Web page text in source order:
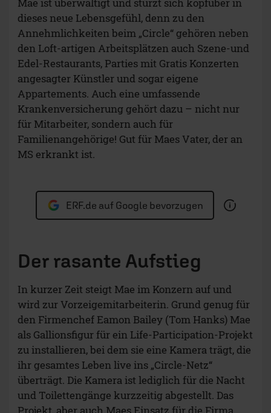
Mae ist überwältigt und stürzt sich kopfüber in
dieses neue Lebensgefühl, denn zu den
Annehmlichkeiten beim „Circle“ gehören neben
den Loft-artigen Arbeitsplätzen auch Szene-und
Edel-Restaurants, Parties mit Gratis Konzerten
angesagter Künstler und sogar eigene
Appartements. Auch eine umfassende
Krankenversicherung gehört dazu – nicht nur
für Mitarbeiter, sondern auch für
Familienangehörige! Gut für Maes Vater, der an
MS erkrankt ist.
ERF.de auf Google bevorzugen
Der rasante Aufstieg
In kurzer Zeit steigt Mae im Konzern auf und
wird zur Vorzeigemitarbeiterin. Grund genug für
den Firmenchef Eamon Bailey (Tom Hanks) Mae
als Gallionsfigur für ein Life-Participation-Projekt
zu installieren, bei dem sie eine Kamera trägt, die
ihr gesamtes Leben live ins „Circle-Netz“
überträgt. Die Kamera ist lediglich für die Nacht
und Toilettengänge kurzzeitig abgestellt. Das